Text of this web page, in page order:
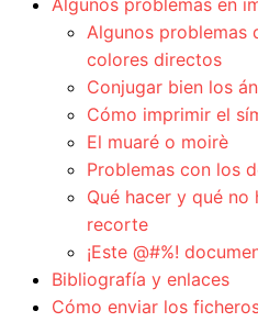
Algunos problemas en
Algunos problemas
colores directos
Conjugar bien los
Cómo imprimir el
El muaré o moirè
Problemas con los
Qué hacer y qué
recorte
¡Este @#%!
Bibliografía y enlaces
Cómo enviar los